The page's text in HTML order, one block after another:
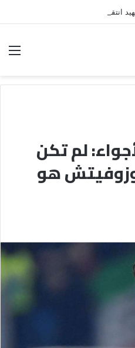
لم تكن
هو